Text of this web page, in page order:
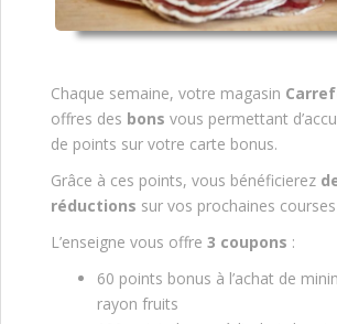
Chaque semaine, votre magasin
offres des bons vous permettant
de points sur votre carte bonus.
Grâce à ces points, vous bénéficierez
réductions sur vos prochaines
L’enseigne vous offre 3 coupons :
60 points bonus à l’achat de
rayon fruits